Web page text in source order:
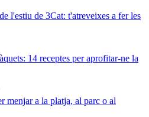
l'estiu de 3Cat: t'atreveixes a fer les
14 receptes per aprofitar-ne la
menjar a la platja, al parc o al